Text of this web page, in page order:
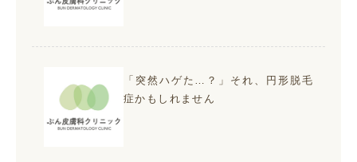
「突然ハゲた…？」それ、円形脱毛
症かもしれません